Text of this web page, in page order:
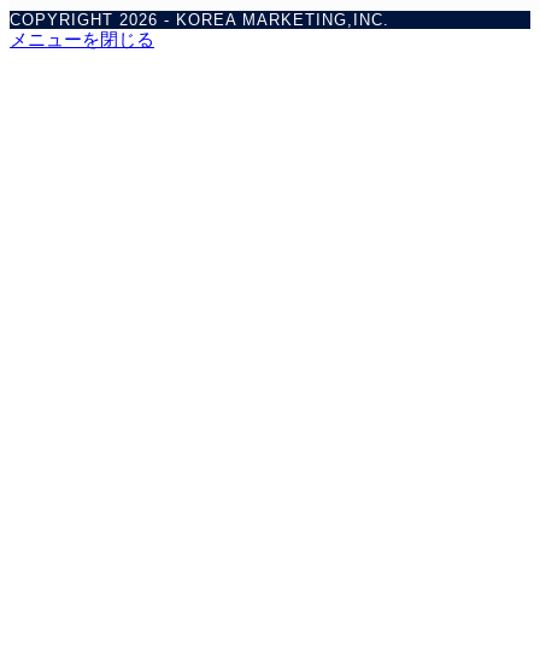
COPYRIGHT 2026 - KOREA MARKETING,INC.
メニューを閉じる